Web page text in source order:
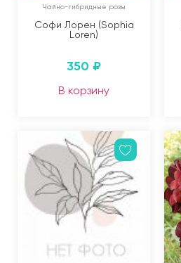
Чайно-гибридные розы
Софи Лорен (Sophia
Loren)
350 ₽
В корзину